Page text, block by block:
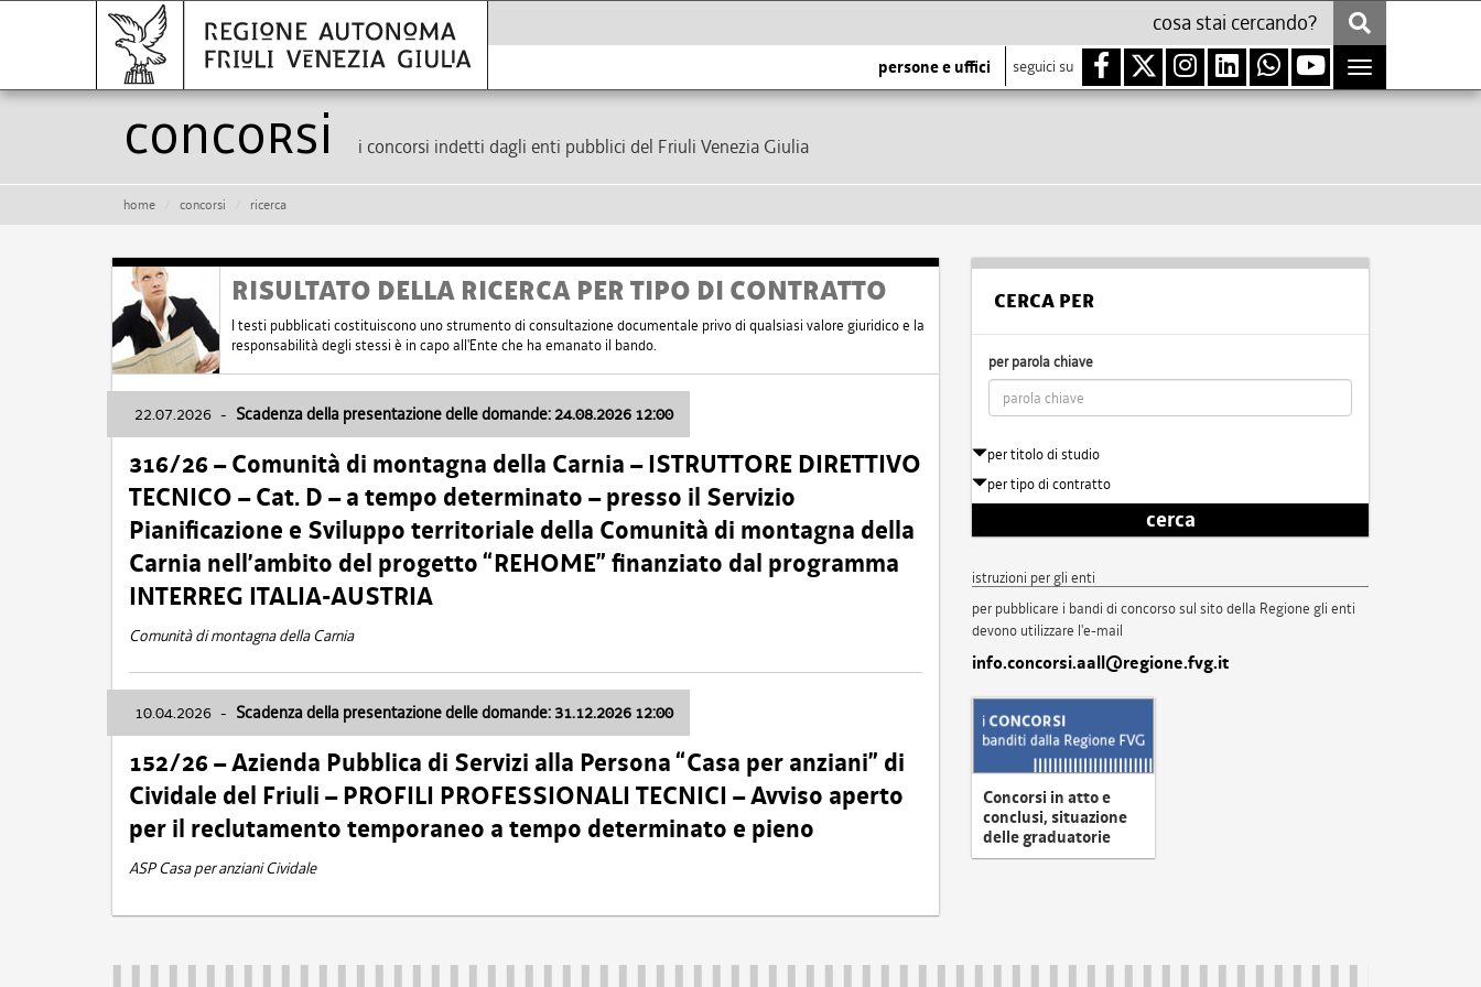
persone e uffici seguici su
Toggle
navigation
Concorsi i concorsi indetti dagli enti pubblici del Friuli Venezia Giulia
home concorsi ricerca
RISULTATO DELLA RICERCA PER TIPO DI CONTRATTO
I testi pubblicati costituiscono uno strumento di consultazione documentale privo di qualsiasi valore giuridico e la
responsabilità degli stessi è in capo all'Ente che ha emanato il bando.
22.07.2026 - Scadenza della presentazione delle domande: 24.08.2026 12:00
316/26 – Comunità di montagna della Carnia – ISTRUTTORE DIRETTIVO
TECNICO – Cat. D – a tempo determinato – presso il Servizio
Pianificazione e Sviluppo territoriale della Comunità di montagna della
Carnia nell’ambito del progetto “REHOME” finanziato dal programma
INTERREG ITALIA-AUSTRIA
Comunità di montagna della Carnia
10.04.2026 - Scadenza della presentazione delle domande: 31.12.2026 12:00
152/26 – Azienda Pubblica di Servizi alla Persona “Casa per anziani” di
Cividale del Friuli – PROFILI PROFESSIONALI TECNICI – Avviso aperto
per il reclutamento temporaneo a tempo determinato e pieno
ASP Casa per anziani Cividale
CERCA PER
per parola chiave
per titolo di studio
per tipo di contratto
cerca
istruzioni per gli enti
per pubblicare i bandi di concorso sul sito della Regione gli enti
devono utilizzare l'e-mail
info.concorsi.aall@regione.fvg.it
Concorsi in atto e
conclusi, situazione
delle graduatorie